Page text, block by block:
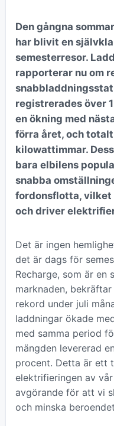
Den gångna
har blivit en
semesterresor.
rapporterar nu om
registrerades över
en ökning med
förra året, och
kilowattimmar.
bara elbilens
snabba
fordonsflotta,
och driver
Det är ingen
det är dags för
Recharge, som är en
marknaden,
rekord under juli
laddningar ökade
med samma period
mängden levererad
procent. Detta är ett
elektrifieringen av
avgörande för att vi
och minska